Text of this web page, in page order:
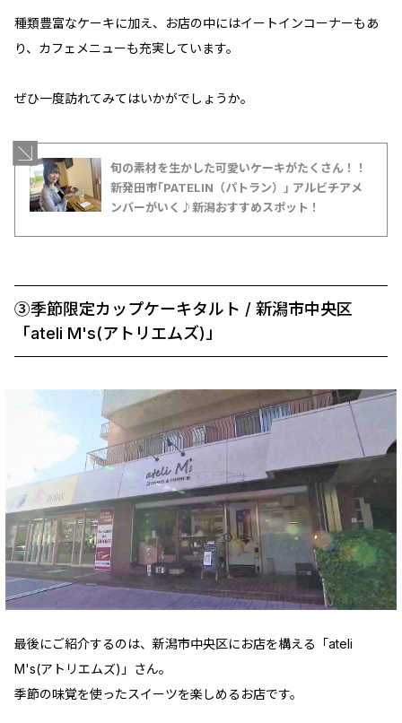
種類豊富なケーキに加え、お店の中にはイートインコーナーもあ
り、カフェメニューも充実しています。
ぜひ一度訪れてみてはいかがでしょうか。
旬の素材を生かした可愛いケーキがたくさん！！
新発田市｢PATELIN（パトラン）｣ アルビチアメ
ンバーがいく♪新潟おすすめスポット！
➂季節限定カップケーキタルト / 新潟市中央区
「ateli M's(アトリエムズ)」
最後にご紹介するのは、新潟市中央区にお店を構える「ateli
M's(アトリエムズ)」さん。
季節の味覚を使ったスイーツを楽しめるお店です。